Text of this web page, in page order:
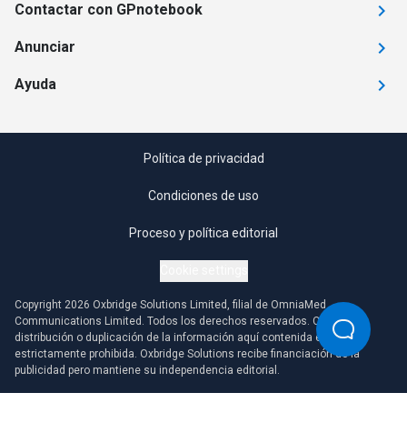
Contactar con GPnotebook
Anunciar
Ayuda
Política de privacidad
Condiciones de uso
Proceso y política editorial
Copyright 2026 Oxbridge Solutions Limited, filial de OmniaMed
Communications Limited. Todos los derechos reservados. Cualquier
distribución o duplicación de la información aquí contenida está
estrictamente prohibida. Oxbridge Solutions recibe financiación de la
publicidad pero mantiene su independencia editorial.